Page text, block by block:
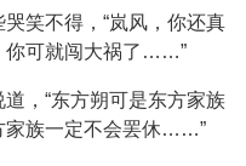
笑不得，“岚风，你还真
你可就闯大祸了……”
，“东方朔可是东方家族
家族一定不会罢休……”